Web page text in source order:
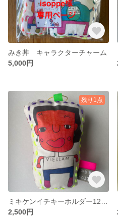
みき丼 キャラクターチャーム
5,000円
残り1点
2,500円